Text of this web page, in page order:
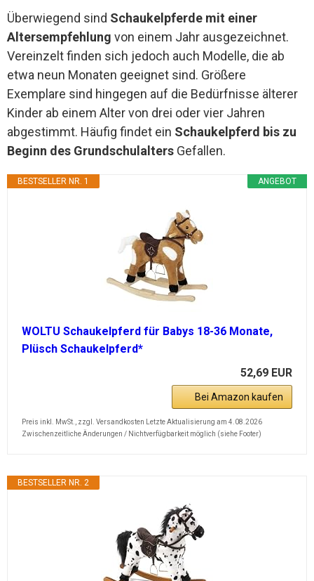
Überwiegend sind Schaukelpferde mit einer
Altersempfehlung von einem Jahr ausgezeichnet.
Vereinzelt finden sich jedoch auch Modelle, die ab
etwa neun Monaten geeignet sind. Größere
Exemplare sind hingegen auf die Bedürfnisse älterer
Kinder ab einem Alter von drei oder vier Jahren
abgestimmt. Häufig findet ein Schaukelpferd bis zu
Beginn des Grundschulalters Gefallen.
ANGEBOT
BESTSELLER NR. 1
WOLTU Schaukelpferd für Babys 18-36 Monate,
Plüsch Schaukelpferd*
52,69 EUR
Bei Amazon kaufen
Preis inkl. MwSt., zzgl. Versandkosten Letzte Aktualisierung am 4.08.2026
Zwischenzeitliche Änderungen / Nichtverfügbarkeit möglich (siehe Footer)
BESTSELLER NR. 2